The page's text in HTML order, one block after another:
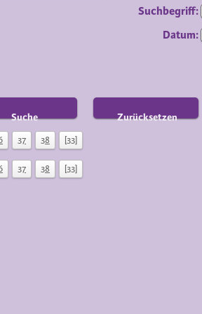
Suchbegriff:
Datum:
Suche Zurücksetzen
37 38 [33]
37 38 [33]